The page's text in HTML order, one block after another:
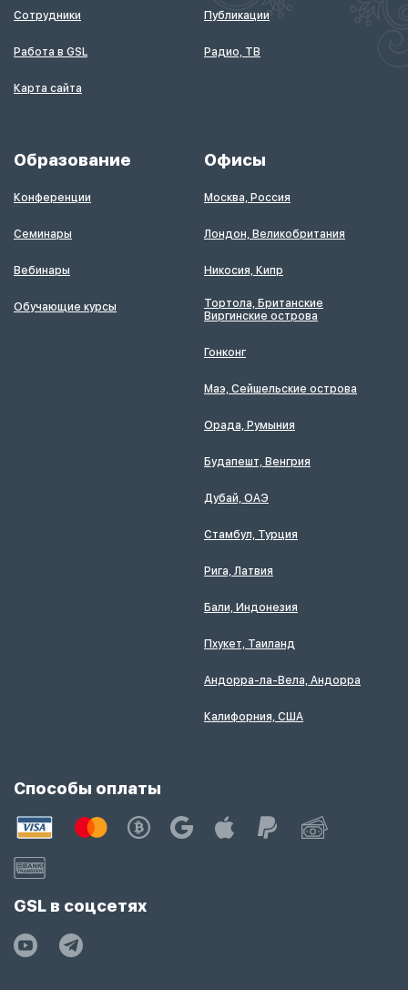
Сотрудники
Работа в GSL
Карта сайта
Публикации
Радио, ТВ
Образование
Конференции
Семинары
Вебинары
Обучающие курсы
Офисы
Москва, Россия
Лондон, Великобритания
Никосия, Кипр
Тортола, Британские
Виргинские острова
Гонконг
Маэ, Сейшельские острова
Орада, Румыния
Будапешт, Венгрия
Дубай, ОАЭ
Стамбул, Турция
Рига, Латвия
Бали, Индонезия
Пхукет, Таиланд
Андорра-ла-Вела, Андорра
Калифорния, США
Способы оплаты
GSL в соцсетях